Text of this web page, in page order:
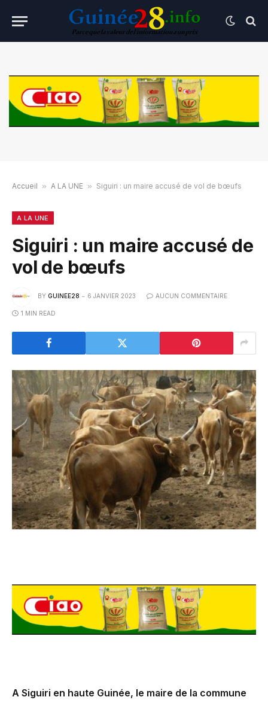
Accueil » A LA UNE » Siguiri : un maire accusé de vol de bœufs
A LA UNE
Siguiri : un maire accusé de
vol de bœufs
BY GUINEE28 6 JANVIER 2023 AUCUN COMMENTAIRE
1 MIN READ
A Siguiri en haute Guinée, le maire de la commune